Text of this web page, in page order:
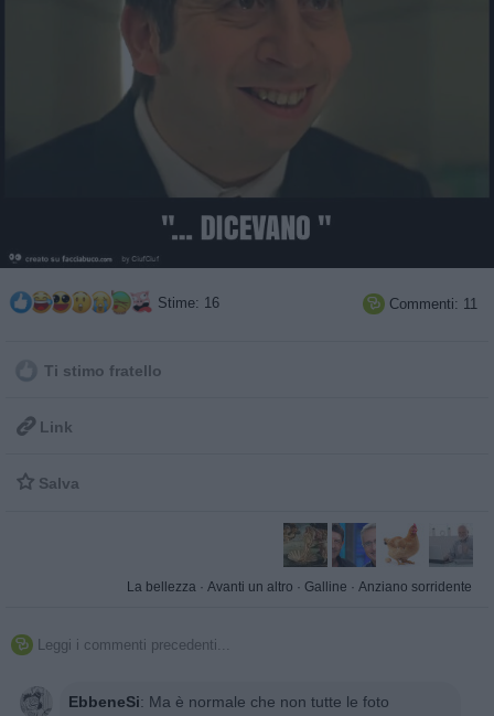
Stime: 16  Commenti: 11
Ti stimo fratello
 Link
 Salva
La bellezza · Avanti un altro · Galline · Anziano sorridente
 Leggi i commenti precedenti...
EbbeneSi: Ma è normale che non tutte le foto